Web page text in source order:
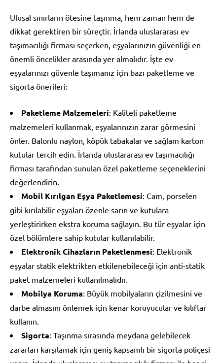
Ulusal sınırların ötesine taşınma, hem zaman hem de
dikkat gerektiren bir süreçtir. İrlanda uluslararası ev
taşımacılığı firması seçerken, eşyalarınızın güvenliği en
önemli öncelikler arasında yer almalıdır. İşte ev
eşyalarınızı güvenle taşımanız için bazı paketleme ve
sigorta önerileri:
Paketleme Malzemeleri: Kaliteli paketleme
malzemeleri kullanmak, eşyalarınızın zarar görmesini
önler. Balonlu naylon, köpük tabakalar ve sağlam karton
kutular tercih edin. İrlanda uluslararası ev taşımacılığı
firması tarafından sunulan özel paketleme seçeneklerini
değerlendirin.
Mobil Kırılgan Eşya Paketlemesi: Cam, porselen
gibi kırılabilir eşyaları özenle sarın ve kutulara
yerleştirirken ekstra koruma sağlayın. Bu tür eşyalar için
özel bölümlere sahip kutular kullanılabilir.
Elektronik Cihazların Paketlenmesi: Elektronik
eşyalar statik elektrikten etkilenebileceği için anti-statik
paket malzemeleri kullanılmalıdır.
Mobilya Koruma: Büyük mobilyaların çizilmesini ve
darbe almasını önlemek için kenar koruyucular ve kılıflar
kullanın.
Sigorta: Taşınma sırasında meydana gelebilecek
zararları karşılamak için geniş kapsamlı bir sigorta poliçesi